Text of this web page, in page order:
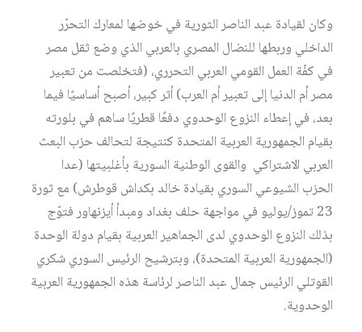
وكان لقيادة عبد الناصر الثورية في خوضها لمعارك التحرّر
الداخلي وربطها للنضال المصري بالعربي الذي وضع ثقل مصر
في كفّة العمل القومي العربي التحرري، (فتخلصت من تعبير
مصر أم الدنيا إلى تعبير أم العرب) أثر كبير، أصبح أساسيًا فيما
بعد، في إعطاء النزوع الوحدوي دفعًا قطريًا ساهم في بلورته
بقيام الجمهورية العربية المتحدة كنتيجة لتحالف حزب البعث
العربي الاشتراكي والقوى الوطنية السورية بأغلبيتها (عدا
الحزب الشيوعي السوري بقيادة خالد بكداش قوطرش) مع ثورة
23 تموز/يوليو في مواجهة حلف بغداد ومبدأ أيزنهاور فتوّج
بذلك النزوع الوحدوي لدى الجماهير العربية بقيام دولة الوحدة
(الجمهورية العربية المتحدة)، ‏وبترشيح الرئيس السوري شكري
القوتلي الرئيس جمال عبد الناصر لرئاسة هذه الجمهورية العربية
الوحدوية.